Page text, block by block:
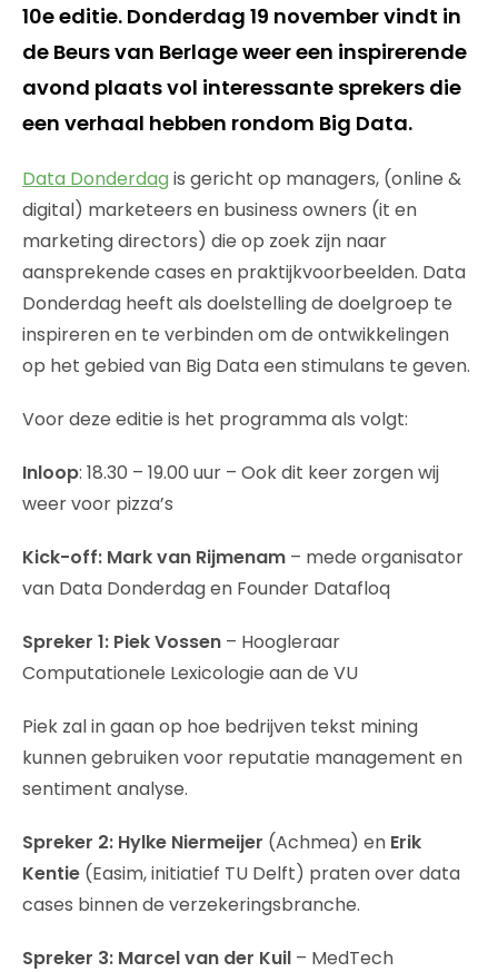
10e editie. Donderdag 19 november vindt in
de Beurs van Berlage weer een inspirerende
avond plaats vol interessante sprekers die
een verhaal hebben rondom Big Data.
Data Donderdag is gericht op managers, (online &
digital) marketeers en business owners (it en
marketing directors) die op zoek zijn naar
aansprekende cases en praktijkvoorbeelden. Data
Donderdag heeft als doelstelling de doelgroep te
inspireren en te verbinden om de ontwikkelingen
op het gebied van Big Data een stimulans te geven.
Voor deze editie is het programma als volgt:
Inloop: 18.30 – 19.00 uur – Ook dit keer zorgen wij
weer voor pizza’s
Kick-off: Mark van Rijmenam – mede organisator
van Data Donderdag en Founder Datafloq
Spreker 1: Piek Vossen – Hoogleraar
Computationele Lexicologie aan de VU
Piek zal in gaan op hoe bedrijven tekst mining
kunnen gebruiken voor reputatie management en
sentiment analyse.
Spreker 2: Hylke Niermeijer (Achmea) en Erik
Kentie (Easim, initiatief TU Delft) praten over data
cases binnen de verzekeringsbranche.
Spreker 3: Marcel van der Kuil – MedTech